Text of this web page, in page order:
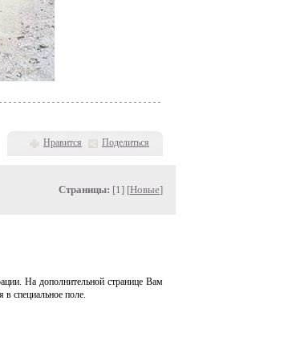
Нравится Поделиться
Страницы: [1] [Новые]
На дополнительной странице Вам
специальное поле.